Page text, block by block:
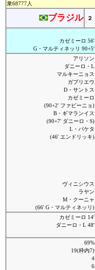
衆68777人
ブラジル ２
カゼミーロ 56'
G・マルティネッリ 90+5'
アリソン
ダニーロ・L
マルキーニョス
ガブリエウ
D・サントス
カゼミーロ
(90+2' ファビーニョ)
B・ギマランイス
(90+7' ダニーロ・S)
L・パケタ
(46' エンドリッキ)
ヴィニシウス
ラヤン
M・クーニャ
(66' G・マルティネッリ)
カゼミーロ 14'
ダニーロ・L 48'
69%
19(枠内7)
4
6